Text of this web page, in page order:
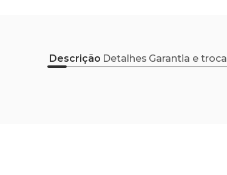
Descrição Detalhes Garantia e troca